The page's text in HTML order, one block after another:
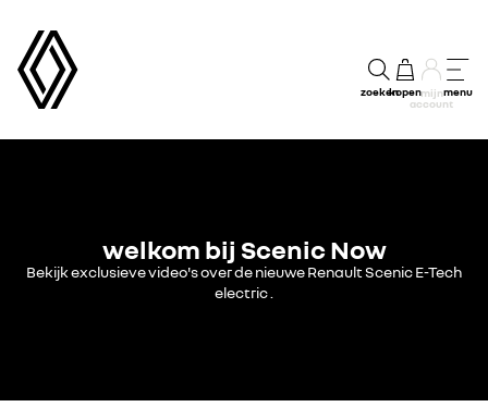
zoekenkopenmijn
account
menu
welkom bij Scenic Now
Bekijk exclusieve video's over de nieuwe Renault Scenic E-Tech
electric .